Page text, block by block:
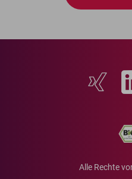
Alle Rechte